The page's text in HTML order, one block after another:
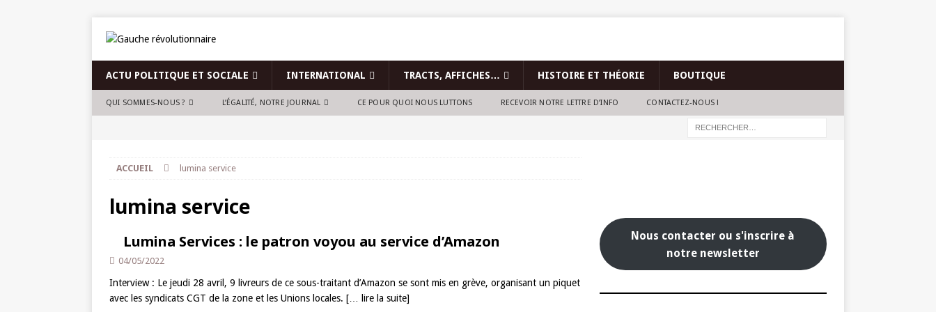
ACTU POLITIQUE ET SOCIALE INTERNATIONAL TRACTS, AFFICHES… HISTOIRE ET THÉORIE BOUTIQUE
QUI SOMMES-NOUS ? L’ÉGALITÉ, NOTRE JOURNAL CE POUR QUOI NOUS LUTTONS RECEVOIR NOTRE LETTRE D’INFO CONTACTEZ-NOUS !
ACCUEIL lumina service
lumina service
Lumina Services : le patron voyou au service d’Amazon
04/05/2022
Interview : Le jeudi 28 avril, 9 livreurs de ce sous-traitant d’Amazon se sont mis en grève, organisant un piquet
avec les syndicats CGT de la zone et les Unions locales. [… lire la suite]
Nous contacter ou s'inscrire à
notre newsletter